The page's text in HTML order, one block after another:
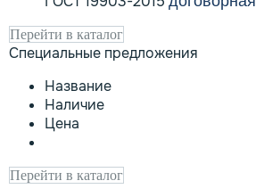
Перейти в каталог
Специальные предложения
Название
Наличие
Цена
Перейти в каталог